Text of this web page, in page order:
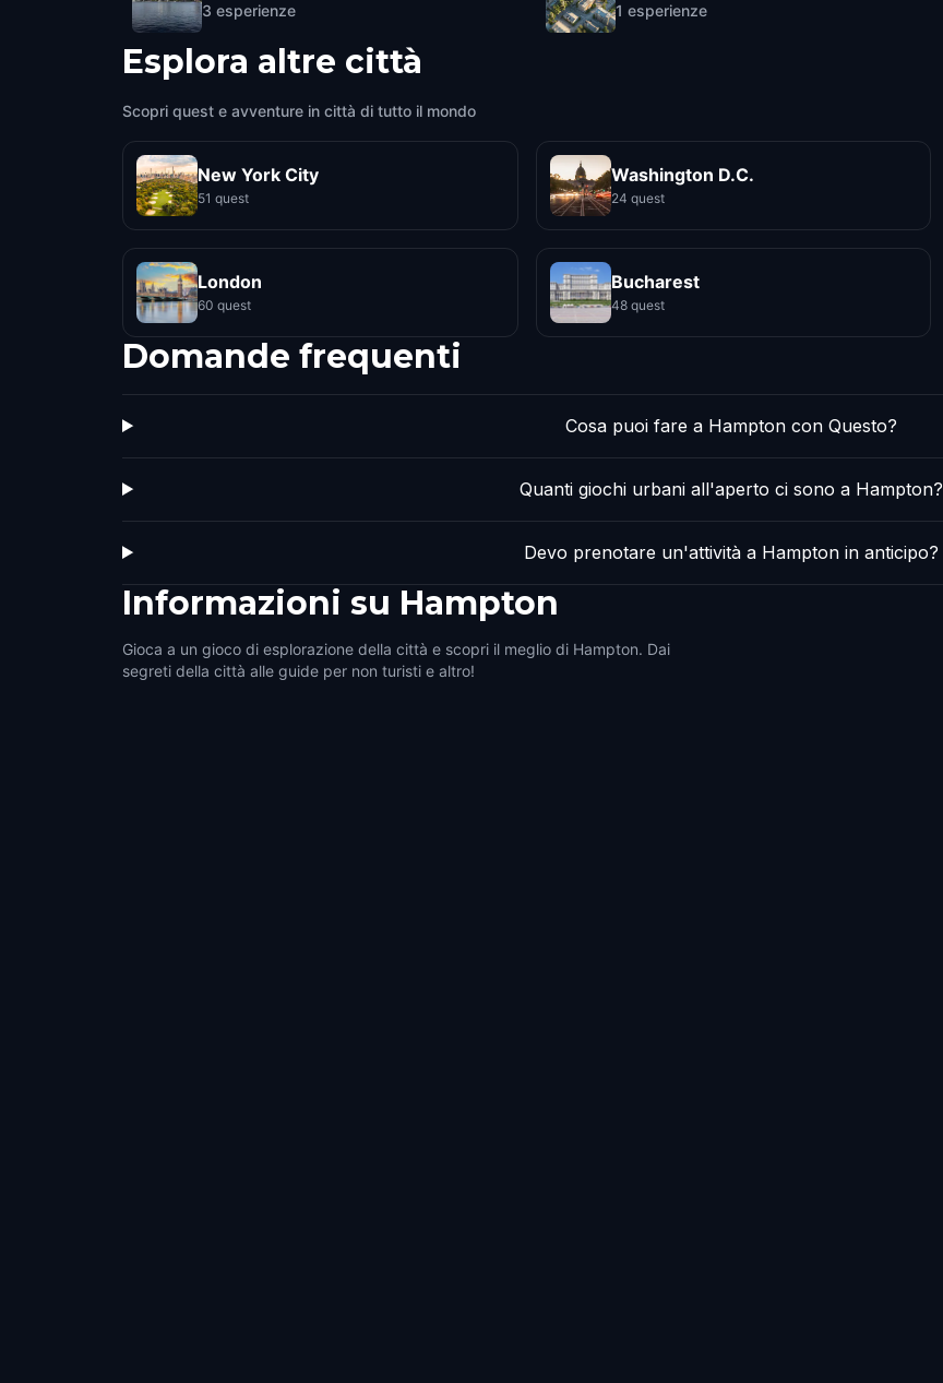
3 esperienze 1 esperienze
Esplora altre città
Scopri quest e avventure in città di tutto il mondo
New York City
51 quest
Washington D.C.
24 quest
London
60 quest
Bucharest
48 quest
Domande frequenti
Cosa puoi fare a Hampton con Questo?
Quanti giochi urbani all'aperto ci sono a Hampton?
Devo prenotare un'attività a Hampton in anticipo?
Informazioni su Hampton
Gioca a un gioco di esplorazione della città e scopri il meglio di Hampton. Dai
segreti della città alle guide per non turisti e altro!